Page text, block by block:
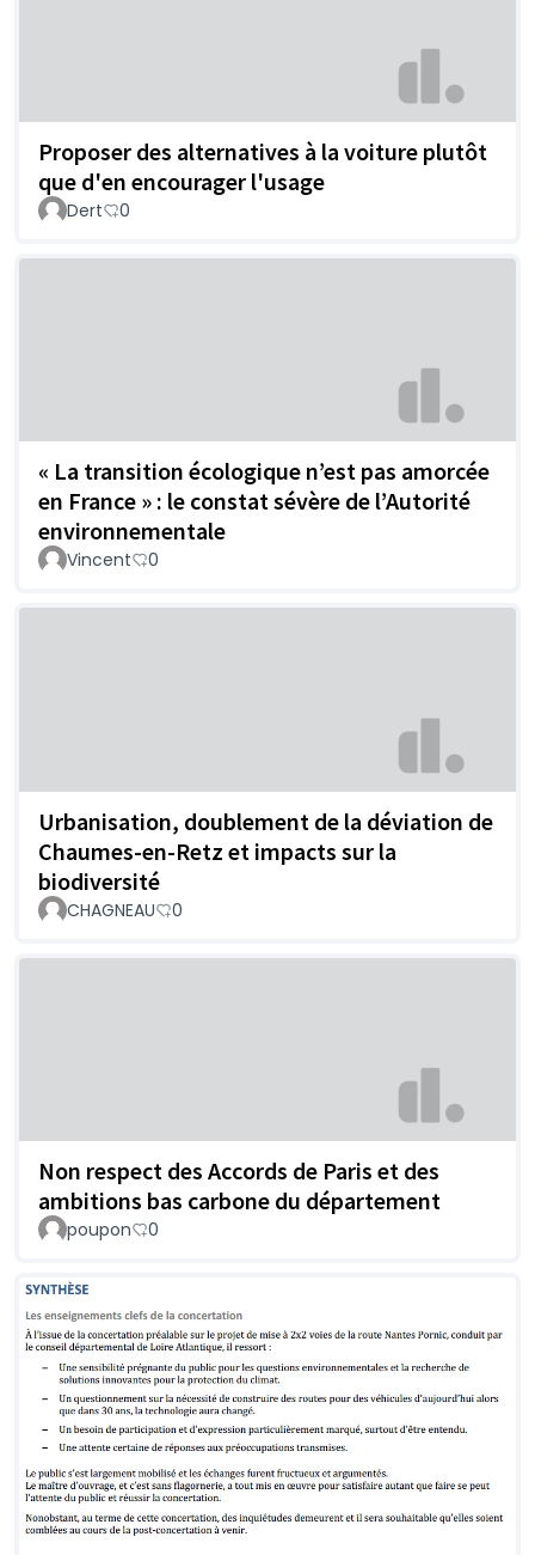
Proposer des alternatives à la voiture plutôt
que d'en encourager l'usage
Dert 0
« La transition écologique n’est pas amorcée
en France » : le constat sévère de l’Autorité
environnementale
Vincent 0
Urbanisation, doublement de la déviation de
Chaumes-en-Retz et impacts sur la
biodiversité
CHAGNEAU 0
Non respect des Accords de Paris et des
ambitions bas carbone du département
poupon 0